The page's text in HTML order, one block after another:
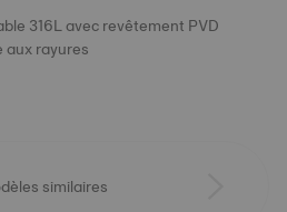
316L avec revêtement PVD
aux rayures
similaires